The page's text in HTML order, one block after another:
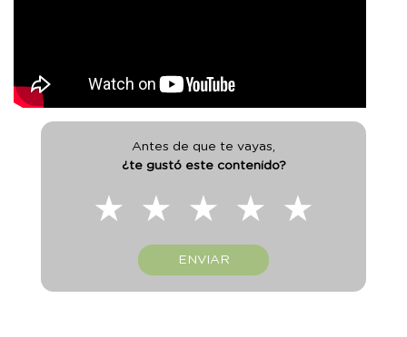
Antes de que te vayas,
¿te gustó este contenido?
★
★
★
★
★
ENVIAR